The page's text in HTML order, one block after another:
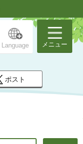
Language メニュー
ポスト